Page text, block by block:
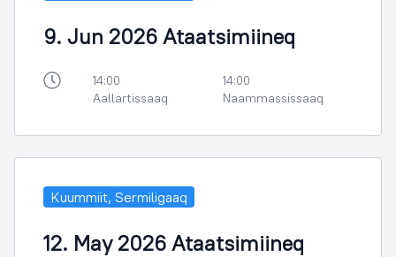
9. Jun 2026 Ataatsimiineq
14:00
Aallartissaaq
14:00
Naammassissaaq
Kuummiit, Sermiligaaq
12. May 2026 Ataatsimiineq